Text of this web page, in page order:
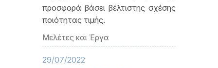
προσφορά βάσει βέλτιστης σχέσης
ποιότητας τιμής.
Μελέτες και Έργα
29/07/2022